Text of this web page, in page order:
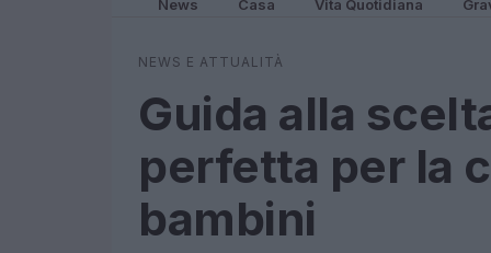
News Casa Vita Quotidiana
NEWS E ATTUALITÀ
Guida alla
perfetta per la
bambini